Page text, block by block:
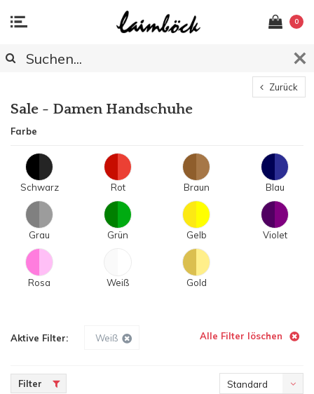
0
Zurück
Sale - Damen Handschuhe
Farbe
Schwarz Rot Braun Blau
Grau Grün Gelb Violet
Rosa Weiß Gold
Aktive Filter: Weiß Alle Filter löschen
Filter Standard